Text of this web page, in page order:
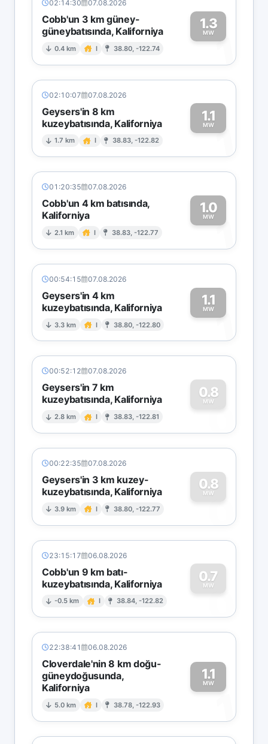
02:14:30 07.08.2026
Cobb'un 3 km güney-
güneybatısında, Kaliforniya
0.4 km I 38.80, -122.74
1.3
MW1
02:10:07 07.08.2026
Geysers'in 8 km
kuzeybatısında, Kaliforniya
1.7 km I 38.83, -122.82
1.1
MW1
01:20:35 07.08.2026
Cobb'un 4 km batısında,
Kaliforniya
2.1 km I 38.83, -122.77
1.0
MW1
00:54:15 07.08.2026
Geysers'in 4 km
kuzeybatısında, Kaliforniya
3.3 km I 38.80, -122.80
1.1
MW1
00:52:12 07.08.2026
Geysers'in 7 km
kuzeybatısında, Kaliforniya
2.8 km I 38.83, -122.81
0.8
MW
0
00:22:35 07.08.2026
Geysers'in 3 km kuzey-
kuzeybatısında, Kaliforniya
3.9 km I 38.80, -122.77
0.8
MW
0
23:15:17 06.08.2026
Cobb'un 9 km batı-
kuzeybatısında, Kaliforniya
-0.5 km I 38.84, -122.82
0.7
MW
0
22:38:41 06.08.2026
Cloverdale'nin 8 km doğu-
güneydoğusunda,
Kaliforniya
5.0 km I 38.78, -122.93
1.1
MW
1